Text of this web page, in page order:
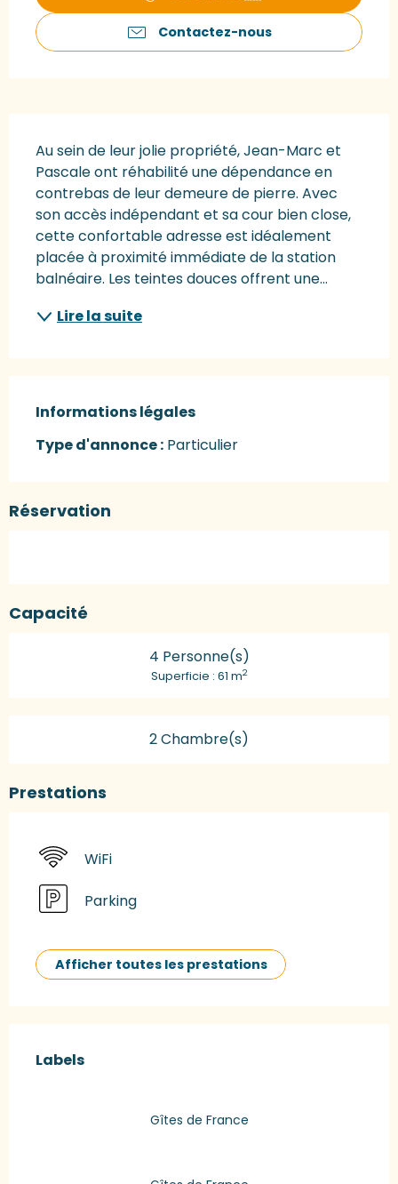
Contactez-nous
Au sein de leur jolie propriété, Jean-Marc et
Pascale ont réhabilité une dépendance en
contrebas de leur demeure de pierre. Avec
son accès indépendant et sa cour bien close,
cette confortable adresse est idéalement
placée à proximité immédiate de la station
balnéaire. Les teintes douces offrent une...
Lire la suite
Informations légales
Informations légales
Type d'annonce : Particulier
Réservation
Capacité
4 Personne(s)
Superficie : 61 m2
2 Chambre(s)
Prestations
WiFi
Parking
Afficher toutes les prestations
Labels
Labels
Gîtes de France